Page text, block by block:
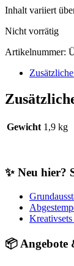
Inhalt variiert
Nicht vorrätig
Artikelnummer:
Gewicht 1,9 kg
✨ Neu hier?
📦 Angebote